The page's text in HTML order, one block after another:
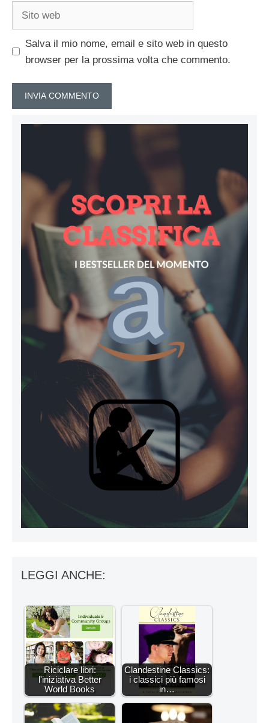
Sito
Salva il mio nome, email e sito web in questo
browser per la prossima volta che commento.
LEGGI ANCHE:
Riciclare libri:
l'iniziativa Better
World Books
Clandestine Classics:
i classici più famosi
in…